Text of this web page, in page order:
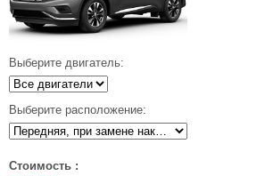
Выберите двигатель:
Выберите расположение:
Стоимость :